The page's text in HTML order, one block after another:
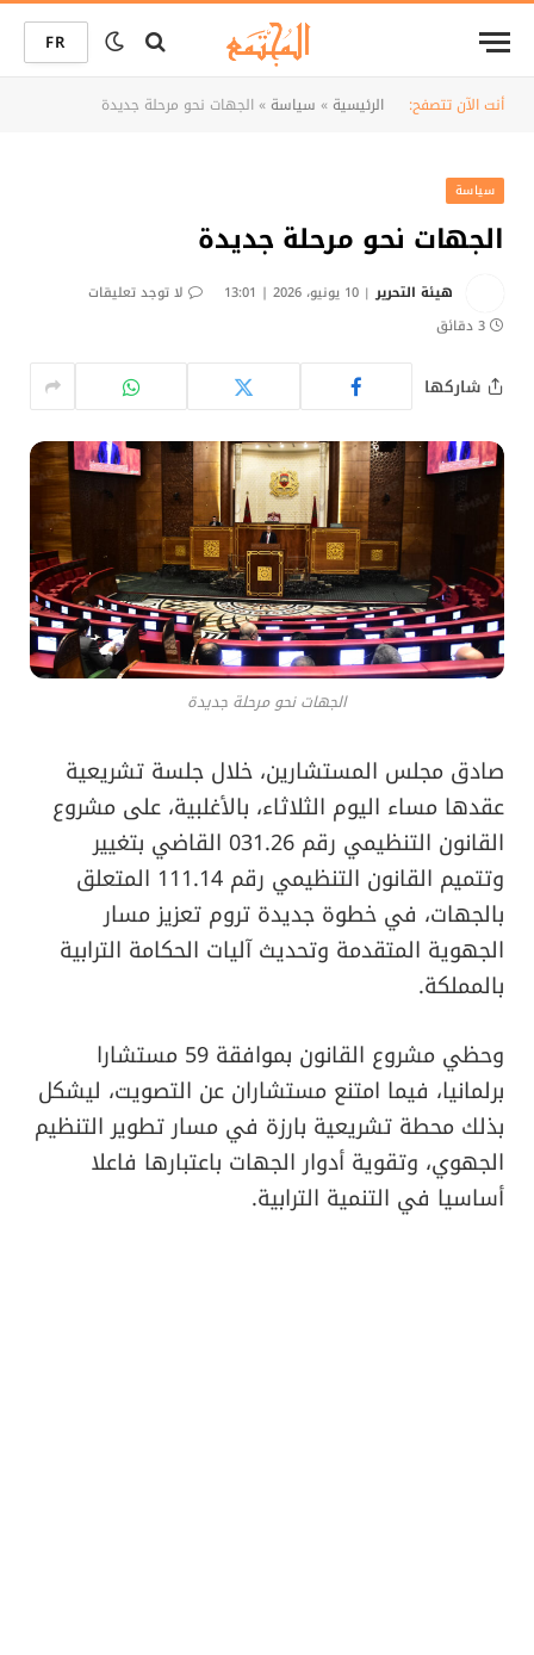
FR
أنت الآن تتصفح: الرئيسية» سياسة»الجهات نحو مرحلة جديدة
سياسة
الجهات نحو مرحلة جديدة
هيئة التحرير 10 يونيو، 2026 | 13:01
لا توجد تعليقات
3 دقائق
شاركها
الجهات نحو مرحلة جديدة
صادق مجلس المستشارين، خلال جلسة تشريعية
عقدها مساء اليوم الثلاثاء، بالأغلبية، على مشروع
القانون التنظيمي رقم 031.26 القاضي بتغيير
وتتميم القانون التنظيمي رقم 111.14 المتعلق
بالجهات، في خطوة جديدة تروم تعزيز مسار
الجهوية المتقدمة وتحديث آليات الحكامة الترابية
بالمملكة.
وحظي مشروع القانون بموافقة 59 مستشارا
برلمانيا، فيما امتنع مستشاران عن التصويت، ليشكل
بذلك محطة تشريعية بارزة في مسار تطوير التنظيم
الجهوي، وتقوية أدوار الجهات باعتبارها فاعلا
أساسيا في التنمية الترابية.